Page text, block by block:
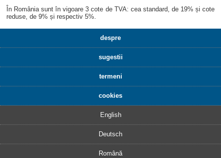
În România sunt în vigoare 3 cote de TVA: cea standard, de 19% și cote
reduse, de 9% și respectiv 5%.
despre
sugestii
termeni
cookies
English
Deutsch
Română